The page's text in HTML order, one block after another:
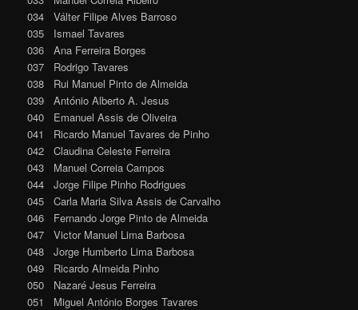
034 Válter Filipe Alves Barroso
035 Ismael Tavares
036 Ana Ferreira Borges
037 Rodrigo Tavares
038 Rui Manuel Pinto de Almeida
039 António Alberto A. Jesus
040 Emanuel Assis de Oliveira
041 Ricardo Manuel Tavares de Pinho
042 Claudina Celeste Ferreira
043 Manuel Correia Campos
044 Jorge Filipe Pinho Rodrigues
045 Carla Maria Silva Assis de Carvalho
046 Fernando Jorge Pinto de Almeida
047 Victor Manuel Lima Barbosa
048 Jorge Humberto Lima Barbosa
049 Ricardo Almeida Pinho
050 Nazaré Jesus Ferreira
051 Miguel António Borges Tavares